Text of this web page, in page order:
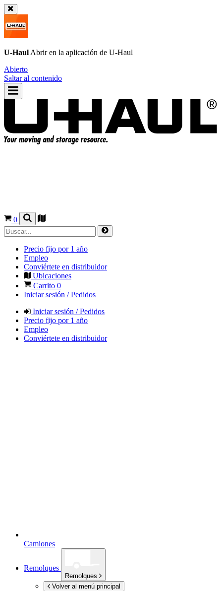
U-Haul Abrir en la aplicación de U-Haul
Abierto
Saltar al contenido
0
Precio fijo por 1 año
Empleo
Conviértete en distribuidor
Ubicaciones
Carrito 0
Iniciar sesión / Pedidos
Iniciar sesión / Pedidos
Precio fijo por 1 año
Empleo
Conviértete en distribuidor
Camiones
Remolques
Remolques
Volver al menú principal